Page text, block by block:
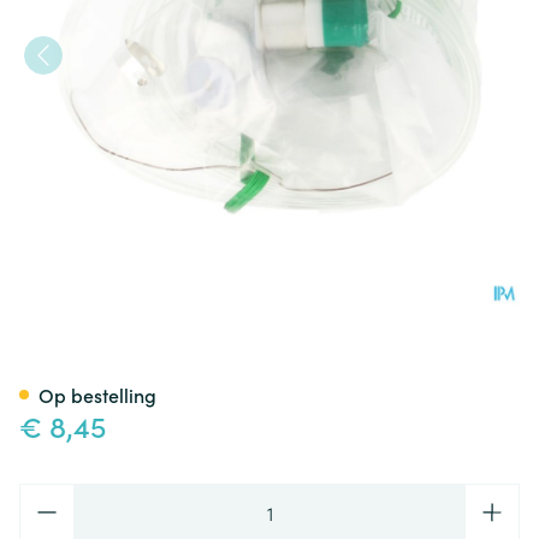
€ 8,45
Op bestelling